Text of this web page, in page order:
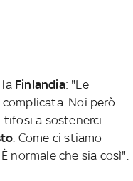
la Finlandia: "Le
Noi però
tifosi a sostenerci.
. Come ci stiamo
normale che sia così".